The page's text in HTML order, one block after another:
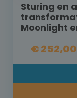
Sturing en
Moonlight
€ 252,00